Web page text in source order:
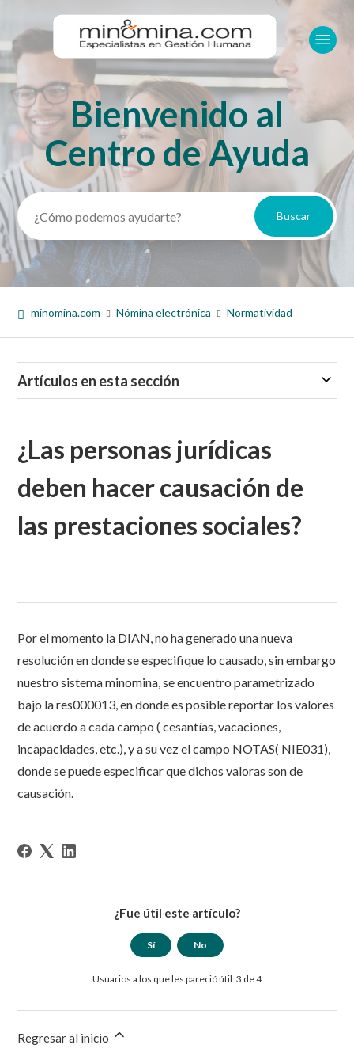
BúsquedaBienvenido al
Centro de Ayuda
minomina.com Nómina electrónica Normatividad
Artículos en esta sección
¿Las personas jurídicas
deben hacer causación de
las prestaciones sociales?
Por el momento la DIAN, no ha generado una nueva
resolución en donde se especifique lo causado, sin embargo
nuestro sistema minomina, se encuentro parametrizado
bajo la res000013, en donde es posible reportar los valores
de acuerdo a cada campo ( cesantías, vacaciones,
incapacidades, etc.), y a su vez el campo NOTAS( NIE031),
donde se puede especificar que dichos valoras son de
causación.
¿Fue útil este artículo?
Sí No
Usuarios a los que les pareció útil: 3 de 4
Regresar al inicio